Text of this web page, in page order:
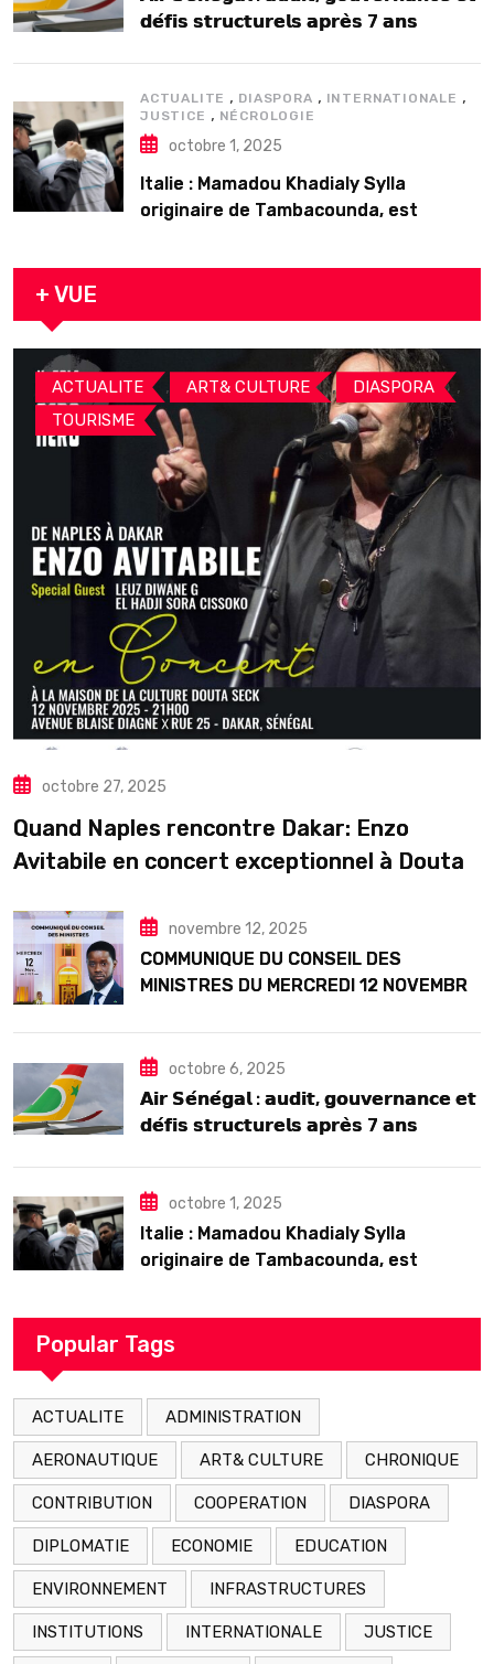
𝗱𝗲́𝗳𝗶𝘀 𝘀𝘁𝗿𝘂𝗰𝘁𝘂𝗿𝗲𝗹𝘀 𝗮𝗽𝗿𝗲̀𝘀 7 𝗮𝗻𝘀
ACTUALITE , DIASPORA , INTERNATIONALE ,
JUSTICE , NÉCROLOGIE
octobre 1, 2025
Italie : Mamadou Khadialy Sylla
originaire de Tambacounda, est
arrestation
+ VUE
ACTUALITE , ART& CULTURE , DIASPORA ,
TOURISME
octobre 27, 2025
Quand Naples rencontre Dakar: Enzo
Avitabile en concert exceptionnel à Douta
novembre 12, 2025
COMMUNIQUE DU CONSEIL DES
MINISTRES DU MERCREDI 12 NOVEMBRE
octobre 6, 2025
𝗔𝗶𝗿 𝗦𝗲́𝗻𝗲́𝗴𝗮𝗹 : 𝗮𝘂𝗱𝗶𝘁, 𝗴𝗼𝘂𝘃𝗲𝗿𝗻𝗮𝗻𝗰𝗲 𝗲𝘁
𝗱𝗲́𝗳𝗶𝘀 𝘀𝘁𝗿𝘂𝗰𝘁𝘂𝗿𝗲𝗹𝘀 𝗮𝗽𝗿𝗲̀𝘀 7 𝗮𝗻𝘀
octobre 1, 2025
Italie : Mamadou Khadialy Sylla
originaire de Tambacounda, est
arrestation
Popular Tags
ACTUALITE ADMINISTRATION
AERONAUTIQUE ART& CULTURE CHRONIQUE
CONTRIBUTION COOPERATION DIASPORA
DIPLOMATIE ECONOMIE EDUCATION
ENVIRONNEMENT INFRASTRUCTURES
INSTITUTIONS INTERNATIONALE JUSTICE